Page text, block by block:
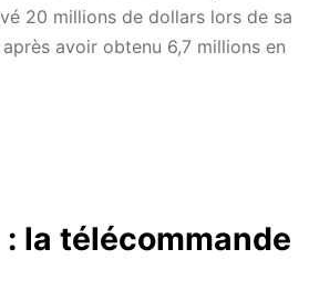
20 millions de dollars lors de sa
avoir obtenu 6,7 millions en
la télécommande